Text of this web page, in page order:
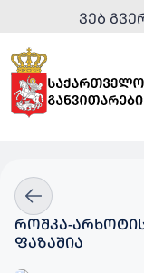
ᲕᲔᲑ
ᲠᲝᲨᲙᲐ-
ᲤᲐᲖᲐᲨᲘᲐ